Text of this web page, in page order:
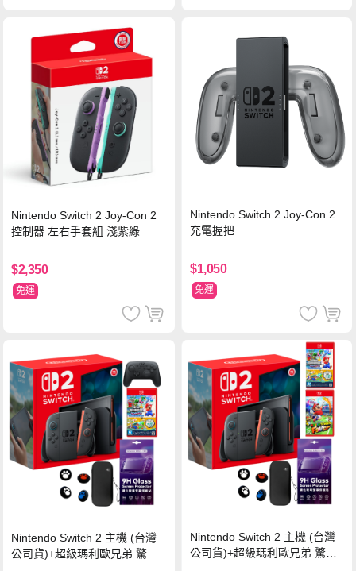
Nintendo Switch 2 Joy-Con 2
控制器 左右手套組 淺紫綠
$2,350
免運
Nintendo Switch 2 Joy-Con 2
充電握把
$1,050
免運
Nintendo Switch 2 主機 (台灣
公司貨)+超級瑪利歐兄弟 驚奇
Nintendo Switch 2 主機 (台灣
公司貨)+超級瑪利歐兄弟 驚奇